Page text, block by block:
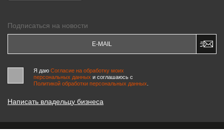
Подписаться на новости
Я даю Согласие на обработку моих
персональных данных и соглашаюсь c
Политикой обработки персональных данных
Написать владельцу бизнеса